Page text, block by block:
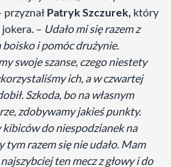
przyznał Patryk Szczurek, który
– Udało mi się razem z
boisko i pomóc drużynie.
swoje szanse, czego niestety
ich, a w czwartej
Szkoda, bo na własnym
zdobywamy jakieś punkty.
do niespodzianek na
tym razem się nie udało. Mam
ten mecz z głowy i do